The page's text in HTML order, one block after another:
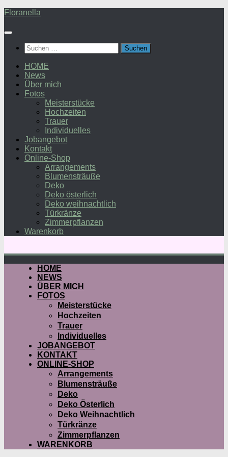
Zum
springen
Floranella
Suchen
nach:
HOME
News
Über mich
Fotos
Meisterstücke
Hochzeiten
Trauer
Individuelles
Jobangebot
Kontakt
Online-Shop
Arrangements
Blumensträuße
Deko
Deko österlich
Deko weihnachtlich
Türkränze
Zimmerpflanzen
Warenkorb
HOME
NEWS
ÜBER MICH
FOTOS
Meisterstücke
Hochzeiten
Trauer
Individuelles
JOBANGEBOT
KONTAKT
ONLINE-SHOP
Arrangements
Blumensträuße
Deko
Deko Österlich
Deko Weihnachtlich
Türkränze
Zimmerpflanzen
WARENKORB